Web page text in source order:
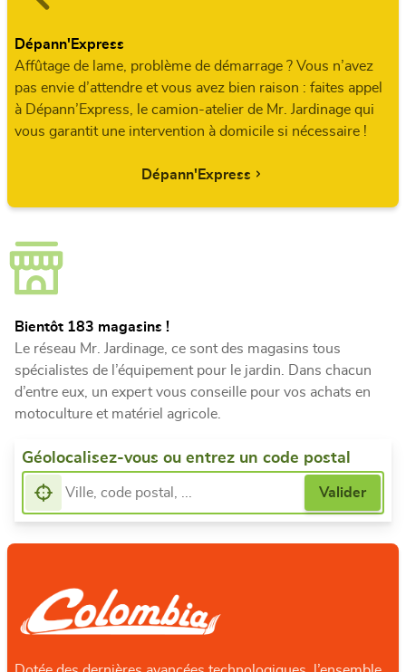
Dépann'Express
Affûtage de lame, problème de démarrage ? Vous n’avez
pas envie d’attendre et vous avez bien raison : faites appel
à Dépann’Express, le camion-atelier de Mr. Jardinage qui
vous garantit une intervention à domicile si nécessaire !
Dépann'Express
Bientôt 183 magasins !
Le réseau Mr. Jardinage, ce sont des magasins tous
spécialistes de l’équipement pour le jardin. Dans chacun
d’entre eux, un expert vous conseille pour vos achats en
motoculture et matériel agricole.
Géolocalisez-vous ou entrez un code postal